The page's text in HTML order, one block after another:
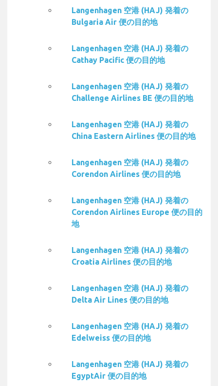
Langenhagen 空港 (HAJ) 発着の
Bulgaria Air 便の目的地
Langenhagen 空港 (HAJ) 発着の
Cathay Pacific 便の目的地
Langenhagen 空港 (HAJ) 発着の
Challenge Airlines BE 便の目的地
Langenhagen 空港 (HAJ) 発着の
China Eastern Airlines 便の目的地
Langenhagen 空港 (HAJ) 発着の
Corendon Airlines 便の目的地
Langenhagen 空港 (HAJ) 発着の
Corendon Airlines Europe 便の目的
地
Langenhagen 空港 (HAJ) 発着の
Croatia Airlines 便の目的地
Langenhagen 空港 (HAJ) 発着の
Delta Air Lines 便の目的地
Langenhagen 空港 (HAJ) 発着の
Edelweiss 便の目的地
Langenhagen 空港 (HAJ) 発着の
EgyptAir 便の目的地